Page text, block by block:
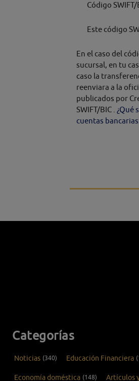
Código SWIFT/
Este código
En el caso del
sucursal, en tu
caso la
reenviara a la
publicados por
SWIFT/BIC . ¿Qué
cuentas
Categorías
Noticias (340) Educación Financiera
Economía doméstica (148) Artículos